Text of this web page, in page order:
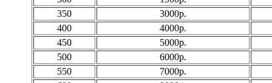
350
3000р.
400
4000р.
450
5000р.
500
6000р.
550
7000р.